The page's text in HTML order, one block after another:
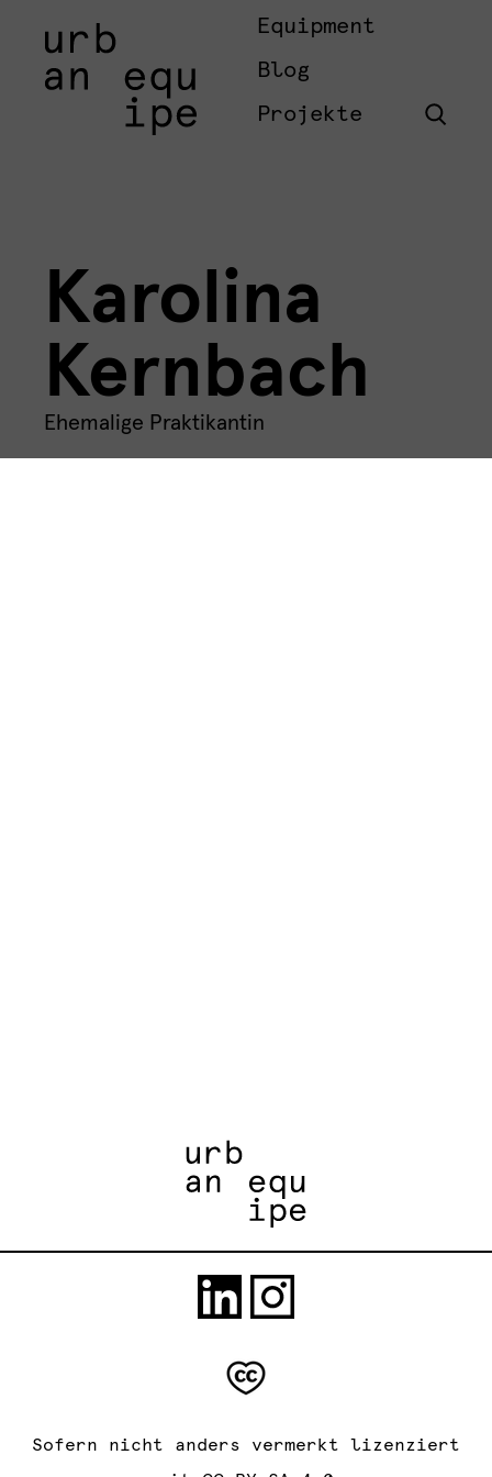
Equipment
Blog
Projekte
Karolina
Kernbach
Ehemalige Praktikantin
Sofern nicht anders vermerkt lizenziert